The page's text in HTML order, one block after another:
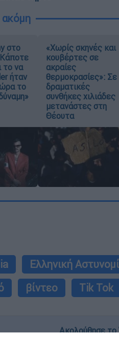
στο
το να
ήταν
το
«Χωρίς σκηνές και
κουβέρτες σε
ακραίες
θερμοκρασίες»: Σε
δραματικές
συνθήκες χιλιάδες
μετανάστες στη
Θέουτα
Ελληνική
βίντεο Tik Tok
Ακολούθησε το